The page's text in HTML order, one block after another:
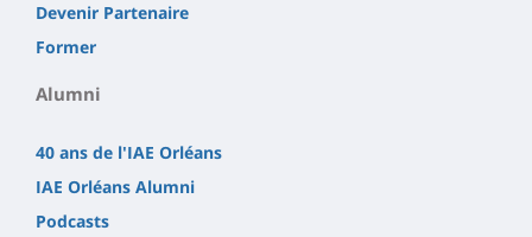
Devenir Partenaire
Former
Alumni
40 ans de l'IAE Orléans
IAE Orléans Alumni
Podcasts